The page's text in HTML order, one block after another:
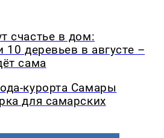
счастье в дом:
10 деревьев в августе –
сама
курорта Самары
для самарских